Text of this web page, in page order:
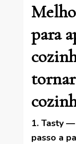
para
1. Tasty
passo a